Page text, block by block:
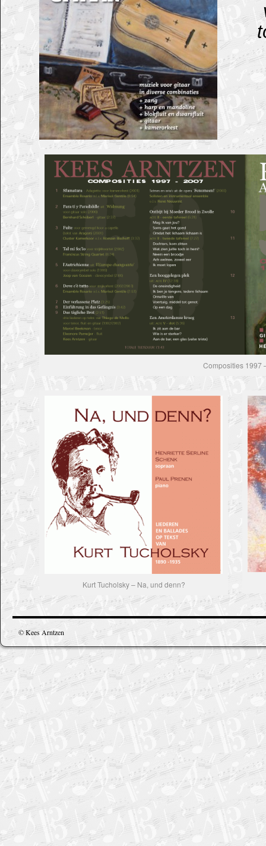
Composities 1997
Kurt Tucholsky – Na, und denn?
© Kees Arntzen